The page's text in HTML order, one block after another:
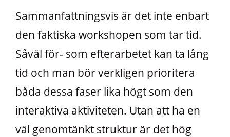
Sammanfattningsvis är det inte enbart
den faktiska workshopen som tar tid.
Såväl för- som efterarbetet kan ta lång
tid och man bör verkligen prioritera
båda dessa faser lika högt som den
interaktiva aktiviteten. Utan att ha en
väl genomtänkt struktur är det hög